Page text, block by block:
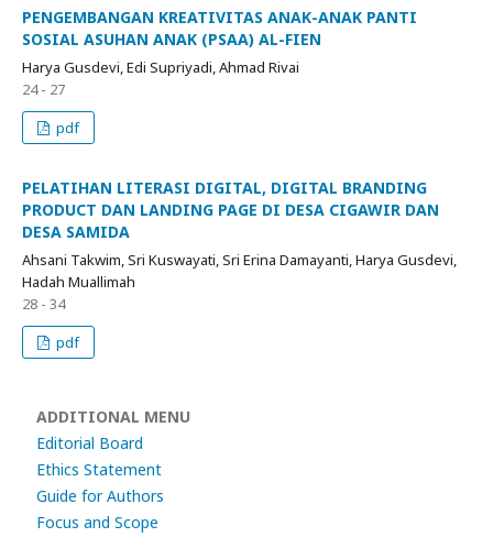
PENGEMBANGAN KREATIVITAS ANAK-ANAK PANTI
SOSIAL ASUHAN ANAK (PSAA) AL-FIEN
Harya Gusdevi, Edi Supriyadi, Ahmad Rivai
24 - 27
pdf
PELATIHAN LITERASI DIGITAL, DIGITAL BRANDING
PRODUCT DAN LANDING PAGE DI DESA CIGAWIR DAN
DESA SAMIDA
Ahsani Takwim, Sri Kuswayati, Sri Erina Damayanti, Harya Gusdevi,
Hadah Muallimah
28 - 34
pdf
ADDITIONAL MENU
Editorial Board
Ethics Statement
Guide for Authors
Focus and Scope